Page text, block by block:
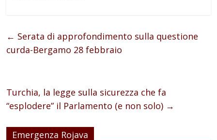
← Serata di approfondimento sulla questione
curda-Bergamo 28 febbraio
Turchia, la legge sulla sicurezza che fa
“esplodere” il Parlamento (e non solo) →
Emergenza Rojava